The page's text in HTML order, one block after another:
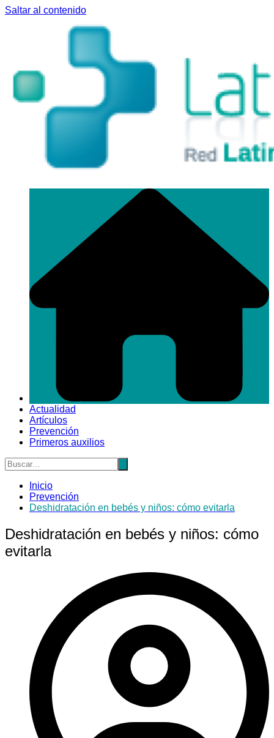
Saltar al contenido
Actualidad
Artículos
Prevención
Primeros auxilios
Inicio
Prevención
Deshidratación en bebés y niños: cómo evitarla
Deshidratación en bebés y niños: cómo
evitarla